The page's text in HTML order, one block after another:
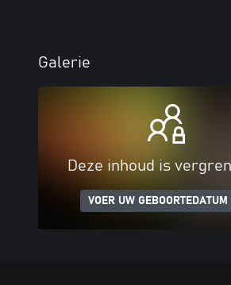
Galerie
Deze inhoud is
VOER UW GEBOORTEDATUM